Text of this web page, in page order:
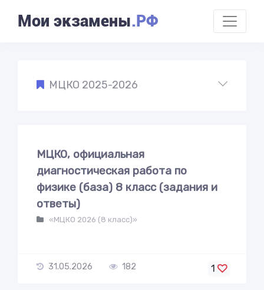
Мои экзамены.РФ
МЦКО 2025-2026
МЦКО, официальная
диагностическая работа по
физике (база) 8 класс (задания и
ответы)
«МЦКО 2026 (8 класс)»
31.05.2026 182 1